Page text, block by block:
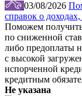
03/08/2026
справок о
Поможем
по сниженной
либо предоплаты
с высокой
испорченной
кредитным
Не указана